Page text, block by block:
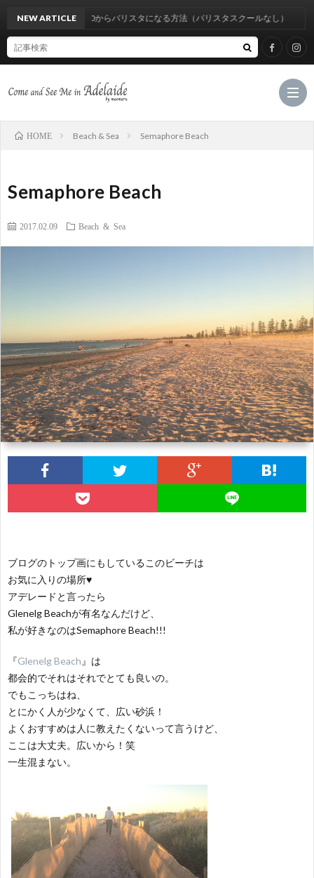
NEW ARTICLE
経験0からバリスタになる方法（バリスタスクールなし）
HOME Beach & Sea Semaphore Beach
Semaphore Beach
2017.02.09 Beach & Sea
ブログのトップ画にもしているこのビーチは
お気に入りの場所♥
アデレードと言ったら
Glenelg Beachが有名なんだけど、
私が好きなのはSemaphore Beach!!!
『Glenelg Beach 』は
都会的でそれはそれでとても良いの。
でもこっちはね、
とにかく人が少なくて、広い砂浜！
よくおすすめは人に教えたくないって言うけど、
ここは大丈夫。広いから！笑
一生混まない。